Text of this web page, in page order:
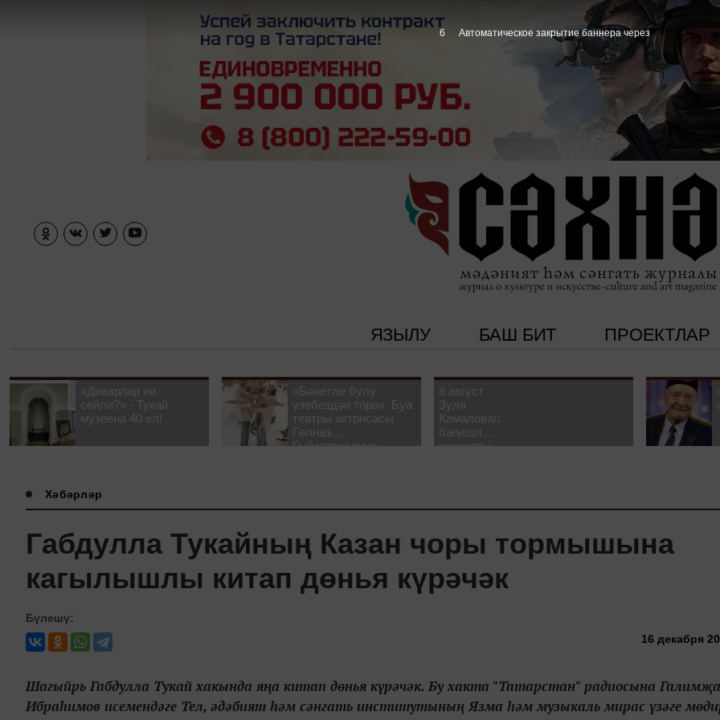
ЯЗЫЛУ БАШ БИТ ПРОЕКТЛАР
«Диварлар ни
сөйли?» - Тукай
музеена 40 ел!
«Бәхетле булу
үзебездән тора». Буа
театры актрисасы
Гөлназ
Гыйззәтуллина-
8 август
Зуля
Камаловага
багышлау
концерты
Хәбәрләр
Габдулла Тукайның Казан чоры тормышына
кагылышлы китап дөнья күрәчәк
Бүлешү:
16 декабря
Шагыйрь Габдулла Тукай хакында яңа китап дөнья күрәчәк. Бу хакта "Татарстан" радиосына
Ибраһимов исемендәге Тел, әдәбият һәм сәнгать институтының Язма һәм музыкаль мирас үзәге
5 Автоматическое закрытие баннера через